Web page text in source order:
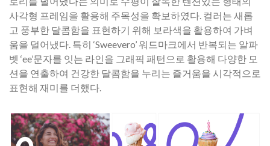
사각형 프레임을 활용해 주목성을 확보하였다. 컬러는 새롭
고 풍부한 달콤함을 표현하기 위해 보라색을 활용하여 가벼
움을 덜어냈다. 특히 ‘Sweevero’ 워드마크에서 반복되는 알파
벳 ‘ee’문자를 잇는 라인을 그래픽 패턴으로 활용해 다양한 모
션을 연출하여 건강한 달콤함을 누리는 즐거움을 시각적으로
표현해 재미를 더했다.